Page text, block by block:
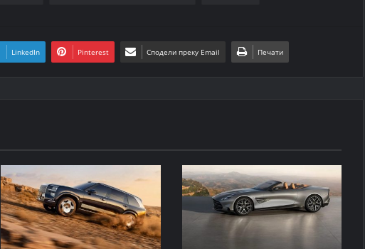
LinkedIn Pinterest Сподели преку Email Печати